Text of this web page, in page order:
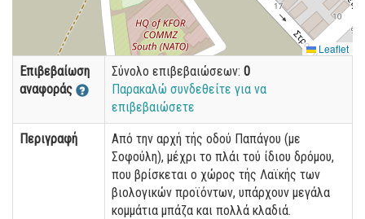
Leaflet
Επιβεβαίωση
αναφοράς
Σύνολο επιβεβαιώσεων: 0
Παρακαλώ συνδεθείτε για να
επιβεβαιώσετε
Περιγραφή
Από την αρχή τής οδού Παπάγου (με
Σοφούλη), μέχρι το πλάι τού ίδιου δρόμου,
που βρίσκεται ο χώρος τής Λαϊκής των
βιολογικών προϊόντων, υπάρχουν μεγάλα
κομμάτια μπάζα και πολλά κλαδιά.